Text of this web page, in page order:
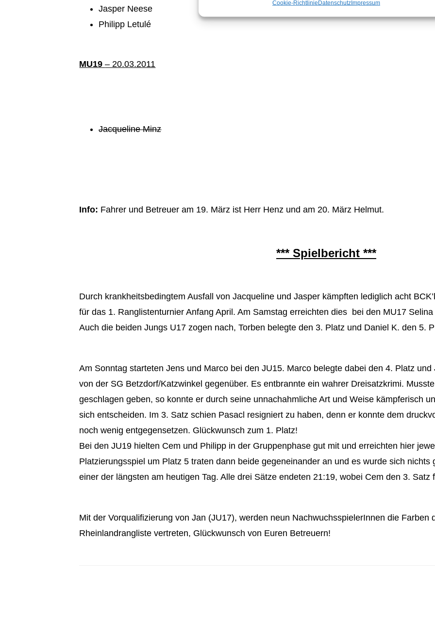
Cookie-RichtlinieDatenschutzImpressum
Jasper Neese
Philipp Letulé
MU19– 20.03.2011
Jacqueline Minz
Info: Fahrer und Betreuer am 19. März ist Herr Henz und am 20. März Helmut.
*** Spielbericht ***
Durch krankheitsbedingtem Ausfall von Jacqueline und Jasper kämpften lediglich acht
für das 1. Ranglistenturnier Anfang April. Am Samstag erreichten dies bei den MU17
Auch die beiden Jungs U17 zogen nach, Torben belegte den 3. Platz und Daniel K. den 5.
Am Sonntag starteten Jens und Marco bei den JU15. Marco belegte dabei den 4. Platz
von der SG Betzdorf/Katzwinkel gegenüber. Es entbrannte ein wahrer Dreisatzkrimi.
geschlagen geben, so konnte er durch seine unnachahmliche Art und Weise kämpferisch
sich entscheiden. Im 3. Satz schien Pasacl resigniert zu haben, denn er konnte dem
noch wenig entgegensetzen. Glückwunsch zum 1. Platz!
Bei den JU19 hielten Cem und Philipp in der Gruppenphase gut mit und erreichten hier
Platzierungsspiel um Platz 5 traten dann beide gegeneinander an und es wurde sich
einer der längsten am heutigen Tag. Alle drei Sätze endeten 21:19, wobei Cem den 3. Satz
Mit der Vorqualifizierung von Jan (JU17), werden neun NachwuchsspielerInnen die Farben
Rheinlandrangliste vertreten, Glückwunsch von Euren Betreuern!